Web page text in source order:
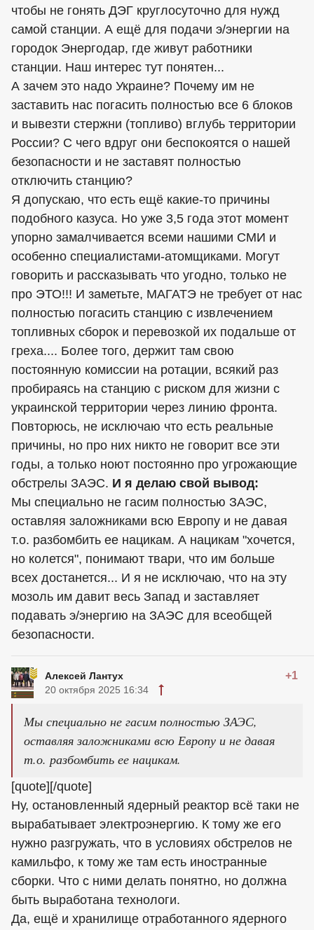
чтобы не гонять ДЭГ круглосуточно для нужд
самой станции. А ещё для подачи э/энергии на
городок Энергодар, где живут работники
станции. Наш интерес тут понятен...
А зачем это надо Украине? Почему им не
заставить нас погасить полностью все 6 блоков
и вывезти стержни (топливо) вглубь территории
России? С чего вдруг они беспокоятся о нашей
безопасности и не заставят полностью
отключить станцию?
Я допускаю, что есть ещё какие-то причины
подобного казуса. Но уже 3,5 года этот момент
упорно замалчивается всеми нашими СМИ и
особенно специалистами-атомщиками. Могут
говорить и рассказывать что угодно, только не
про ЭТО!!! И заметьте, МАГАТЭ не требует от нас
полностью погасить станцию с извлечением
топливных сборок и перевозкой их подальше от
греха.... Более того, держит там свою
постоянную комиссии на ротации, всякий раз
пробираясь на станцию с риском для жизни с
украинской территории через линию фронта.
Повторюсь, не исключаю что есть реальные
причины, но про них никто не говорит все эти
годы, а только ноют постоянно про угрожающие
обстрелы ЗАЭС. И я делаю свой вывод:
Мы специально не гасим полностью ЗАЭС,
оставляя заложниками всю Европу и не давая
т.о. разбомбить ее нацикам. А нацикам "хочется,
но колется", понимают твари, что им больше
всех достанется... И я не исключаю, что на эту
мозоль им давит весь Запад и заставляет
подавать э/энергию на ЗАЭС для всеобщей
безопасности.
Алексей Лантух +1
20 октября 2025 16:34
Мы специально не гасим полностью ЗАЭС,
оставляя заложниками всю Европу и не давая
т.о. разбомбить ее нацикам.
[quote][/quote]
Ну, остановленный ядерный реактор всё таки не
вырабатывает электроэнергию. К тому же его
нужно разгружать, что в условиях обстрелов не
камильфо, к тому же там есть иностранные
сборки. Что с ними делать понятно, но должна
быть выработана технологи.
Да, ещё и хранилище отработанного ядерного